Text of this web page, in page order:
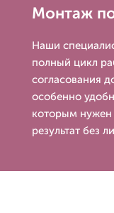
Монтаж
Наши
полный цикл
согласования
особенно
которым
результат без